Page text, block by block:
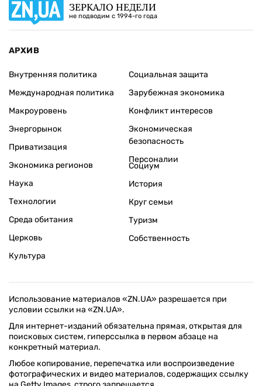
ЗЕРКАЛО НЕДЕЛИ
не подводим с 1994-го года
АРХИВ
Внутренняя политика
Международная политика
Макроуровень
Энергорынок
Приватизация
Экономика регионов
Социальная защита
Зарубежная экономика
Конфликт интересов
Экономическая
безопасность
Персоналии
Наука
Технологии
Среда обитания
Церковь
Культура
Социум
История
Круг семьи
Туризм
Собственность
Использование материалов «ZN.UA» разрешается при
условии ссылки на «ZN.UA».
Для интернет-изданий обязательна прямая, открытая для
поисковых систем, гиперссылка в первом абзаце на
конкретный материал.
Любое копирование, перепечатка или воспроизведение
фотографических и видео материалов, содержащих ссылку